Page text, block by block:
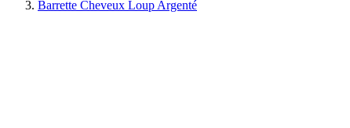
Barrette Cheveux Loup Argenté